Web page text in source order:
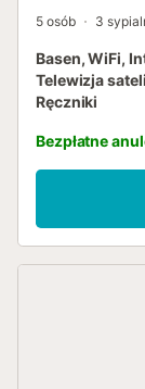
5 osób 3
Basen, WiFi,
Telewizja
Ręczniki
Bezpłatne